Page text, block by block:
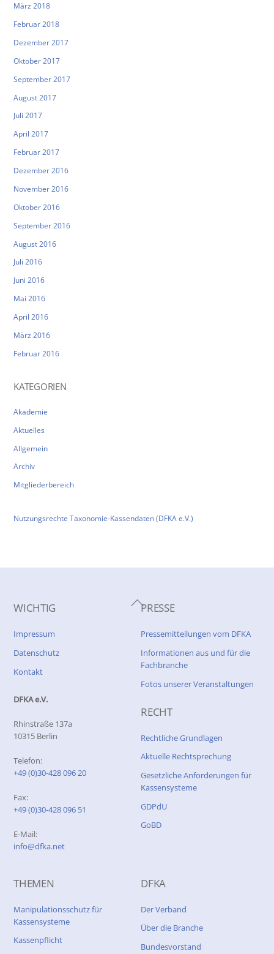
März 2018
Februar 2018
Dezember 2017
Oktober 2017
September 2017
August 2017
Juli 2017
April 2017
Februar 2017
Dezember 2016
November 2016
Oktober 2016
September 2016
August 2016
Juli 2016
Juni 2016
Mai 2016
April 2016
März 2016
Februar 2016
KATEGORIEN
Akademie
Aktuelles
Allgemein
Archiv
Mitgliederbereich
Nutzungsrechte Taxonomie-Kassendaten (DFKA e.V.)
Back
To
WICHTIG
Impressum
Datenschutz
Kontakt
DFKA e.V.
Rhinstraße 137a
10315 Berlin
Telefon:
+49 (0)30-428 096 20
Fax:
+49 (0)30-428 096 51
E-Mail:
info@dfka.net
PRESSE
Pressemitteilungen vom DFKA
Informationen aus und für die
Fachbranche
Fotos unserer Veranstaltungen
RECHT
Rechtliche Grundlagen
Aktuelle Rechtsprechung
Gesetzliche Anforderungen für
Kassensysteme
GDPdU
GoBD
THEMEN
Manipulationsschutz für
Kassensysteme
Kassenpflicht
DFKA
Der Verband
Über die Branche
Bundesvorstand